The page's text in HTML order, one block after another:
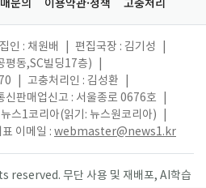
인 : 채원배 편집국장 : 김기성
평동,SC빌딩17층)
고충처리인 : 김성환
신판매업신고 : 서울종로 0676호
스1코리아(읽기: 뉴스원코리아)
표 이메일 : webmaster@news1.kr
무단 사용 및 재배포, AI학습